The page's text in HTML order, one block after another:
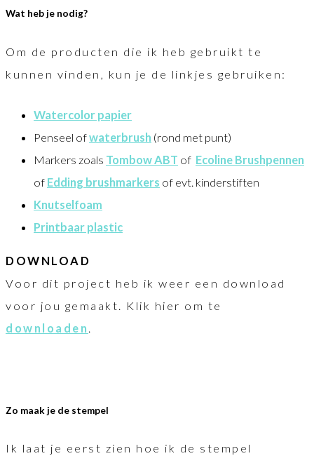
Wat heb je nodig?
Om de producten die ik heb gebruikt te
kunnen vinden, kun je de linkjes gebruiken:
Watercolor papier
Penseel ofwaterbrush (rond met punt)
Markers zoals Tombow ABT of Ecoline Brushpennen
of Edding brushmarkers of evt. kinderstiften
Knutselfoam
Printbaar plastic
DOWNLOAD
Voor dit project heb ik weer een download
voor jou gemaakt. Klik hier om te
downloaden .
Zo maak je de stempel
Ik laat je eerst zien hoe ik de stempel